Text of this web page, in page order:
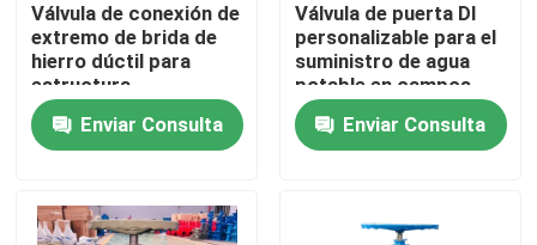
Sobre nosotros
Tour por la fábrica
Válvula de conexión de
extremo de brida de
hierro dúctil para
estructura
Enviar Consulta
Válvula de puerta DI
personalizable para el
suministro de agua
potable en campos
industriales
Enviar Consulta